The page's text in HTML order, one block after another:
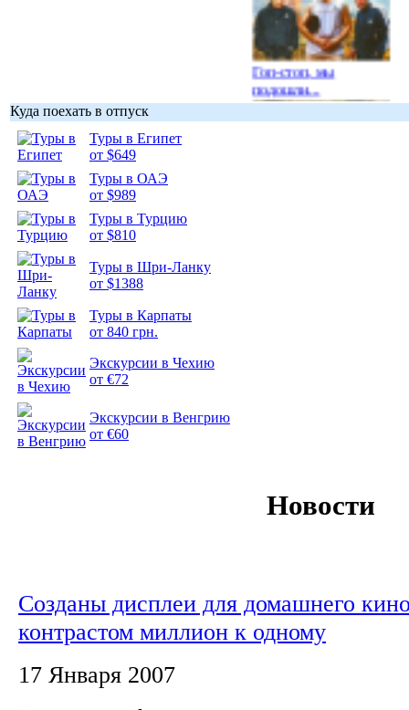
Гоп-стоп, мы
подошли...
Куда поехать в отпуск
Туры в Египет
от $649
Туры в ОАЭ
от $989
Туры в Турцию
от $810
Туры в Шри-Ланку
от $1388
Туры в Карпаты
от 840 грн.
Экскурсии в Чехию
от €72
Экскурсии в Венгрию
от €60
Новости
Созданы дисплеи для домашнего
контрастом миллион к одному
17 Января 2007